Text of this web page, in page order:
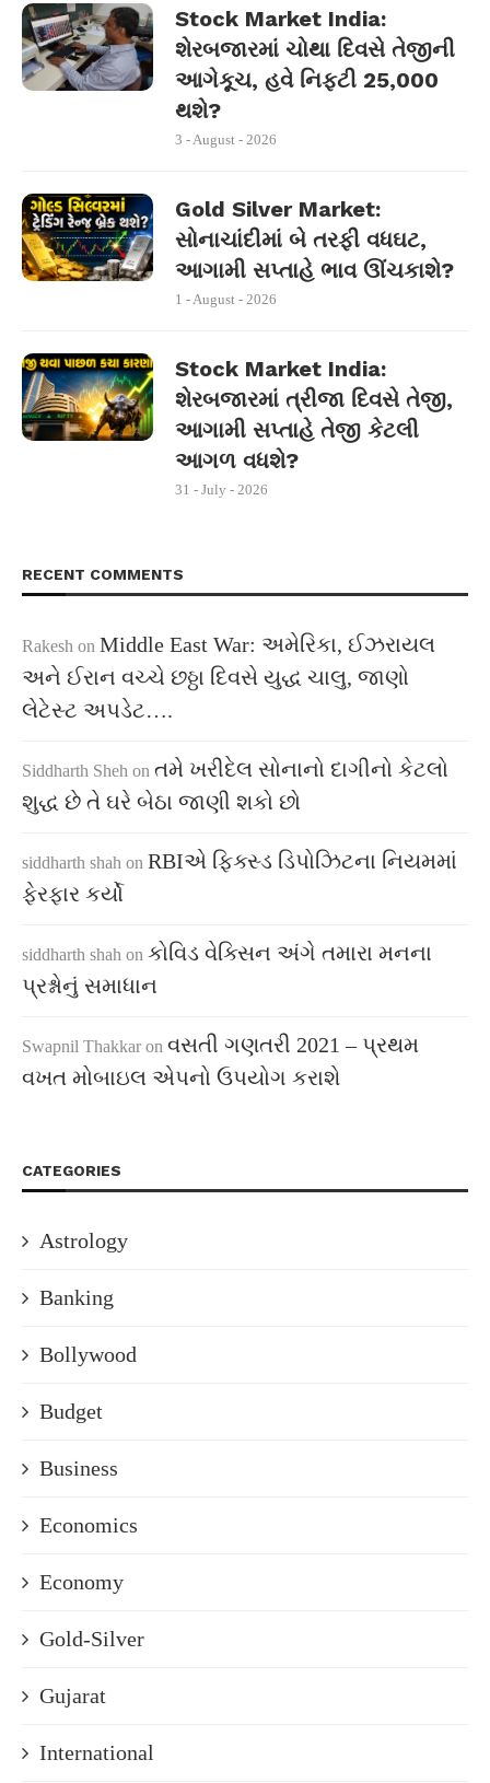
Stock Market India:
શેરબજારમાં ચોથા દિવસે તેજીની
આગેકૂચ, હવે નિફ્ટી 25,000
થશે?
3 - August - 2026
Gold Silver Market:
સોનાચાંદીમાં બે તરફી વધઘટ,
આગામી સપ્તાહે ભાવ ઊંચકાશે?
1 - August - 2026
Stock Market India:
શેરબજારમાં ત્રીજા દિવસે તેજી,
આગામી સપ્તાહે તેજી કેટલી
આગળ વધશે?
31 - July - 2026
RECENT COMMENTS
Rakesh on Middle East War: અમેરિકા, ઈઝરાયલ
અને ઈરાન વચ્ચે છઠ્ઠા દિવસે યુદ્ધ ચાલુ, જાણો
લેટેસ્ટ અપડેટ….
Siddharth Sheh on તમે ખરીદેલ સોનાનો દાગીનો કેટલો
શુદ્ધ છે તે ઘરે બેઠા જાણી શકો છો
siddharth shah on RBIએ ફિક્સ્ડ ડિપોઝિટના નિયમમાં
ફેરફાર કર્યો
siddharth shah on કોવિડ વેક્સિન અંગે તમારા મનના
પ્રશ્નોનું સમાધાન
Swapnil Thakkar on વસતી ગણતરી 2021 – પ્રથમ
વખત મોબાઇલ એપનો ઉપયોગ કરાશે
CATEGORIES
Astrology
Banking
Bollywood
Budget
Business
Economics
Economy
Gold-Silver
Gujarat
International